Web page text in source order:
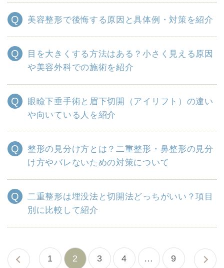
美容整形で後悔する原因と具体例・対策を紹介
目を大きくする方法はある？小さく見える原因
や美容外科での施術を紹介
眼瞼下垂手術と眉下切開（アイリフト）の違い
や向いている人を紹介
整形の見分け方とは？二重整形・鼻整形の見分
け方やバレないための対策について
二重整形は埋没法と切開法どっちがいい？項目
別に比較して紹介
« 前へ
1 2 3 4 … 9